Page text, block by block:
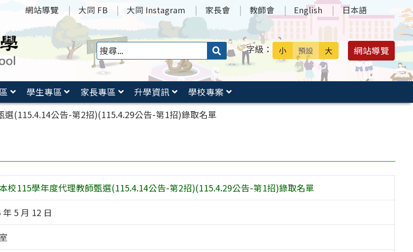
網站導覽 大同 FB 大同 Instagram 家長會 教師會 English 日本語
搜
送出 字級： 小 預設 大 網站導覽
學生專區 家長專區 升學資訊
學校專案
選(115.4.14公告-第2招)(115.4.29公告-第1招)錄取名單
校115學年度代理教師甄選(115.4.14公告-第2招)(115.4.29公告-第1招)錄取名單
年 5 月 12 日